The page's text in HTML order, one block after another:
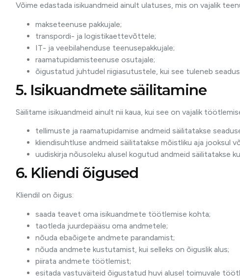
Võime edastada isikuandmeid ainult ulatuses, mis on vajalik
makseteenuse pakkujale;
transpordi- ja logistikaettevõttele;
IT- ja veebilahenduse teenusepakkujale;
raamatupidamisteenuse osutajale;
õigustatud juhtudel riigiasutustele, kui see tuleneb
5. Isikuandmete säilitamine
Säilitame isikuandmeid ainult nii kaua, kui see on vajalik
tellimuste ja raamatupidamise andmeid säilitatakse
kliendisuhtluse andmeid säilitatakse mõistliku aja jooksul
uudiskirja nõusoleku alusel kogutud andmeid säilitatakse
6. Kliendi õigused
Kliendil on õigus:
saada teavet oma isikuandmete töötlemise kohta;
taotleda juurdepääsu oma andmetele;
nõuda ebaõigete andmete parandamist;
nõuda andmete kustutamist, kui selleks on õiguslik alus;
piirata andmete töötlemist;
esitada vastuväiteid õigustatud huvi alusel toimuvale